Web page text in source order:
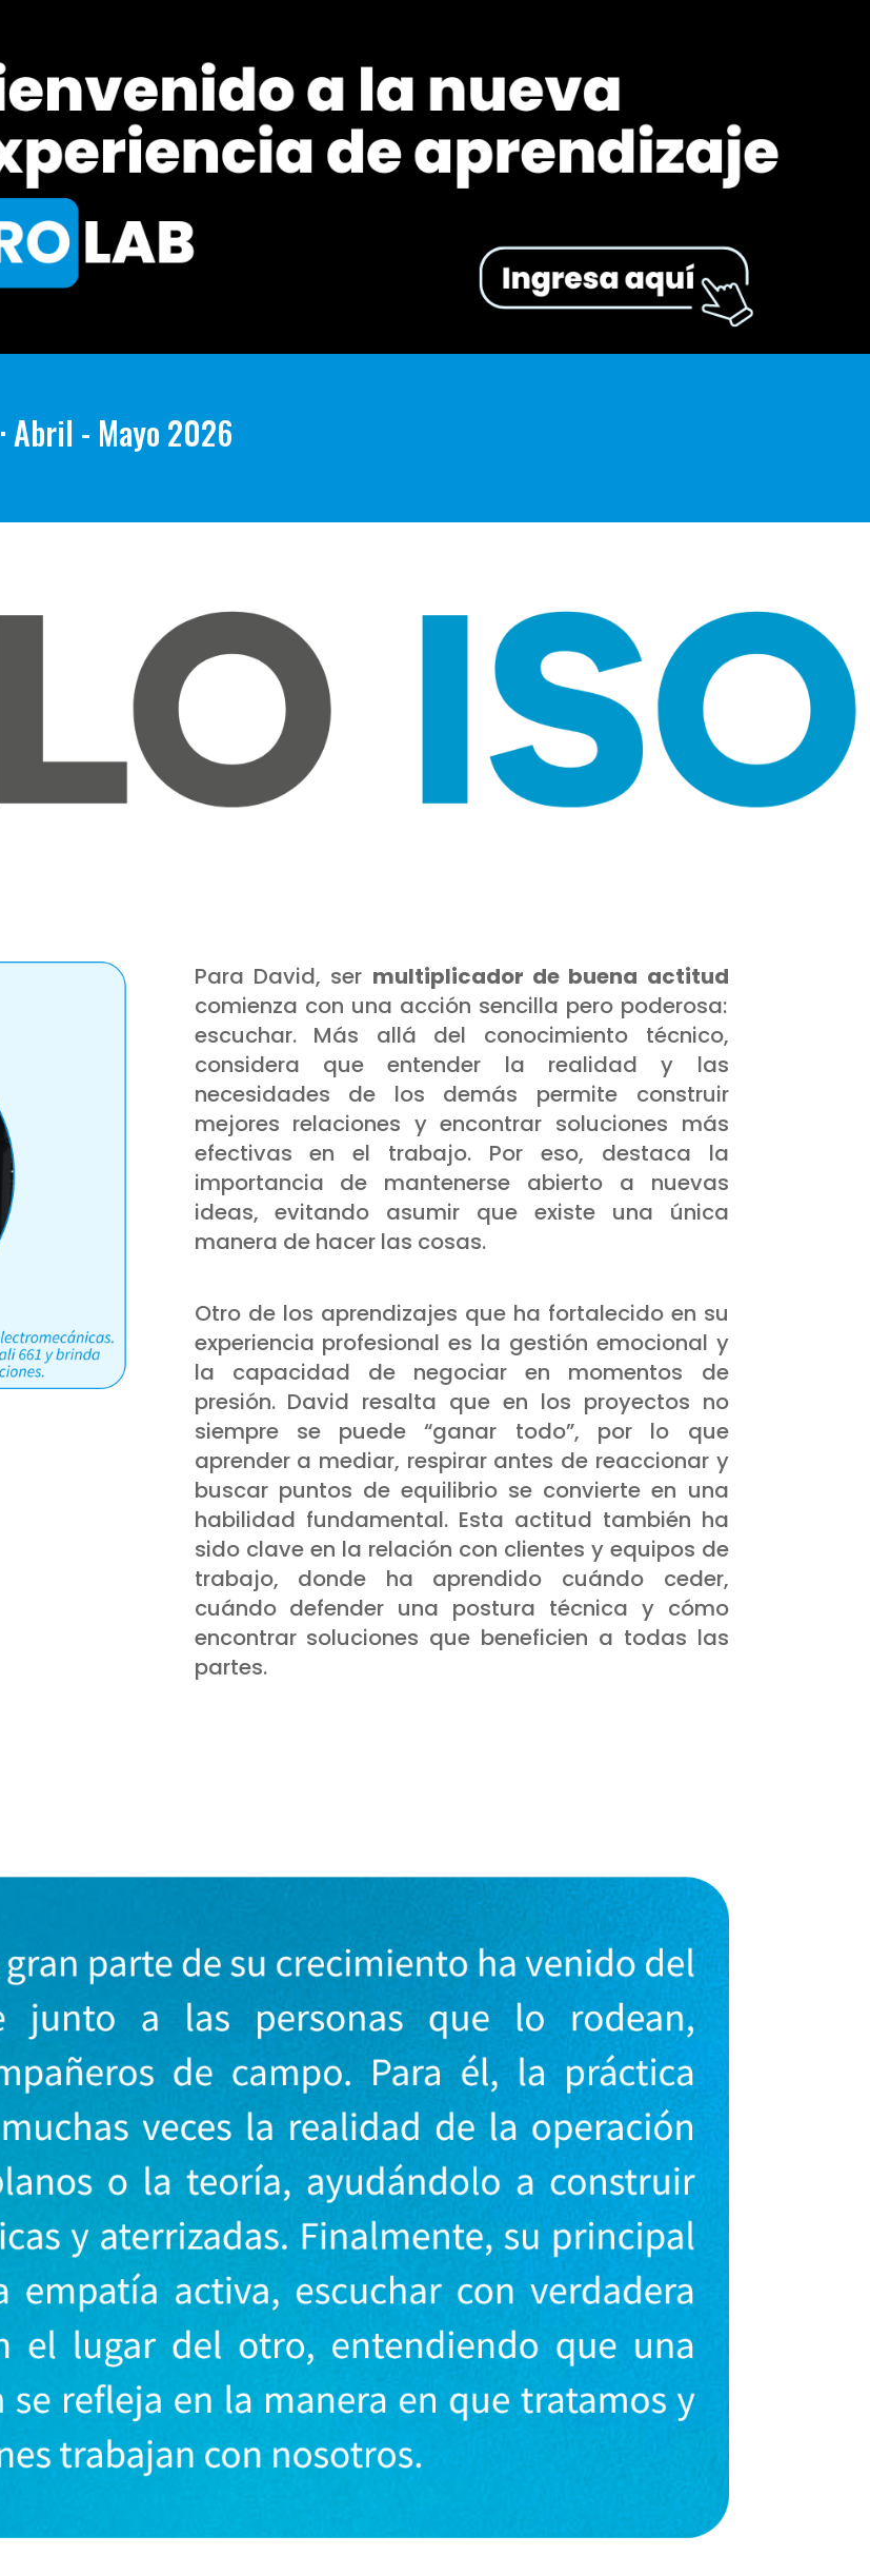
Abril - Mayo 2026
Para David, ser multiplicador de buena actitud
comienza con una acción sencilla pero poderosa:
escuchar. Más allá del conocimiento técnico,
considera que entender la realidad y las
necesidades de los demás permite construir
mejores relaciones y encontrar soluciones más
efectivas en el trabajo. Por eso, destaca la
importancia de mantenerse abierto a nuevas
ideas, evitando asumir que existe una única
manera de hacer las cosas.
Otro de los aprendizajes que ha fortalecido en su
experiencia profesional es la gestión emocional y
la capacidad de negociar en momentos de
presión. David resalta que en los proyectos no
siempre se puede “ganar todo”, por lo que
aprender a mediar, respirar antes de reaccionar y
buscar puntos de equilibrio se convierte en una
habilidad fundamental. Esta actitud también ha
sido clave en la relación con clientes y equipos de
trabajo, donde ha aprendido cuándo ceder,
cuándo defender una postura técnica y cómo
encontrar soluciones que beneficien a todas las
partes.